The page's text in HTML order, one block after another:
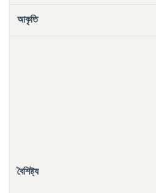
আকৃতি
বৈশিষ্ট্য